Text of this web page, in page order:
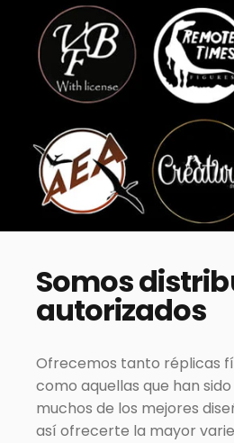
Somos
autorizados
Ofrecemos tanto réplicas
como aquellas que han
muchos de los mejores
así ofrecerte la mayor